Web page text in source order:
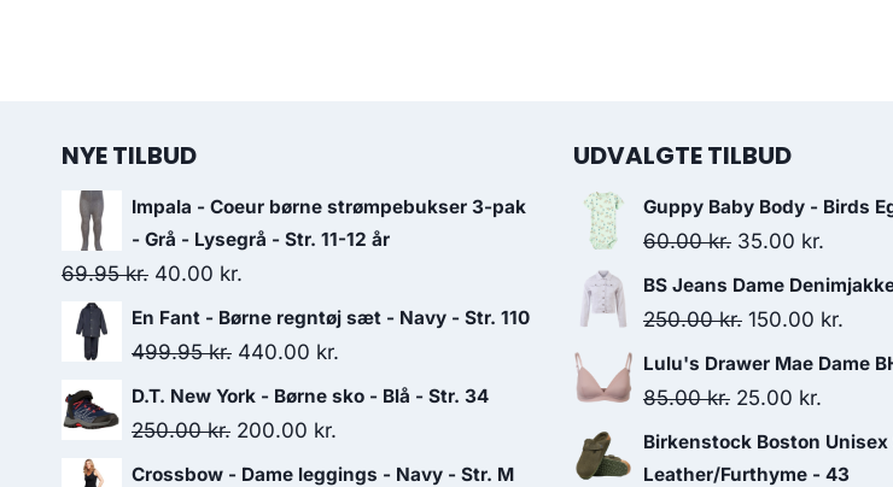
NYE TILBUD
Impala - Coeur børne strømpebukser 3-pak
- Grå - Lysegrå - Str. 11-12 år
69.95kr. Original
price
was:
40.00 kr.
price
is:
En Fant - Børne regntøj sæt - Navy - Str. 110
499.95kr. Original
price
was:
440.00 kr.
price
D.T. New York - Børne sko - Blå - Str. 34
250.00kr. Original
price
200.00 kr.
price
Crossbow - Dame leggings - Navy - Str. M
UDVALGTE TILBUD
Guppy Baby Body - Birds
60.00kr. Original
price
was:
35.00 kr.
price
is:
BS Jeans Dame
250.00kr. Original
price
was:
150.00 kr.
price
Lulu's Drawer Mae Dame
85.00kr. Original
price
was:
25.00 kr.
price
is:
Birkenstock Boston
Leather/Furthyme - 43